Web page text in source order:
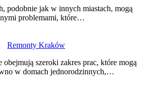
podobnie jak w innych miastach, mogą
problemami, które…
Remonty Kraków
szeroki zakres prac, które mogą
w domach jednorodzinnych,…